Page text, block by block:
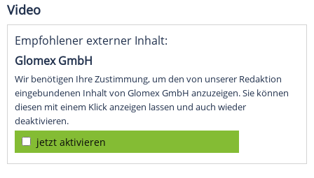
Video
Empfohlener externer Inhalt:
Glomex GmbH
Wir benötigen Ihre Zustimmung, um den von unserer Redaktion
eingebundenen Inhalt von Glomex GmbH anzuzeigen. Sie können
diesen mit einem Klick anzeigen lassen und auch wieder
deaktivieren.
jetzt aktivieren